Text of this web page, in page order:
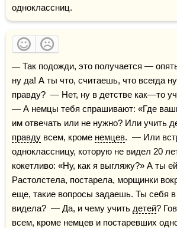
одноклассниц.
— Так подожди, это получается — опять врать?  — Слав,
ну да! А ты что, считаешь, что всегда
правду?  — Нет, ну в детстве как—то
— А немцы тебя спрашивают: «Где
правду всем, кроме немцев.  — Или
одноклассницу, которую не видел 20
кокетливо: «Ну, как я выгляжу?» А ты
Растолстела, постарела, морщинки
еще, такие вопросы задаешь. Ты себя
видела?  — Да, и чему учить детей?
всем, кроме немцев и постаревших